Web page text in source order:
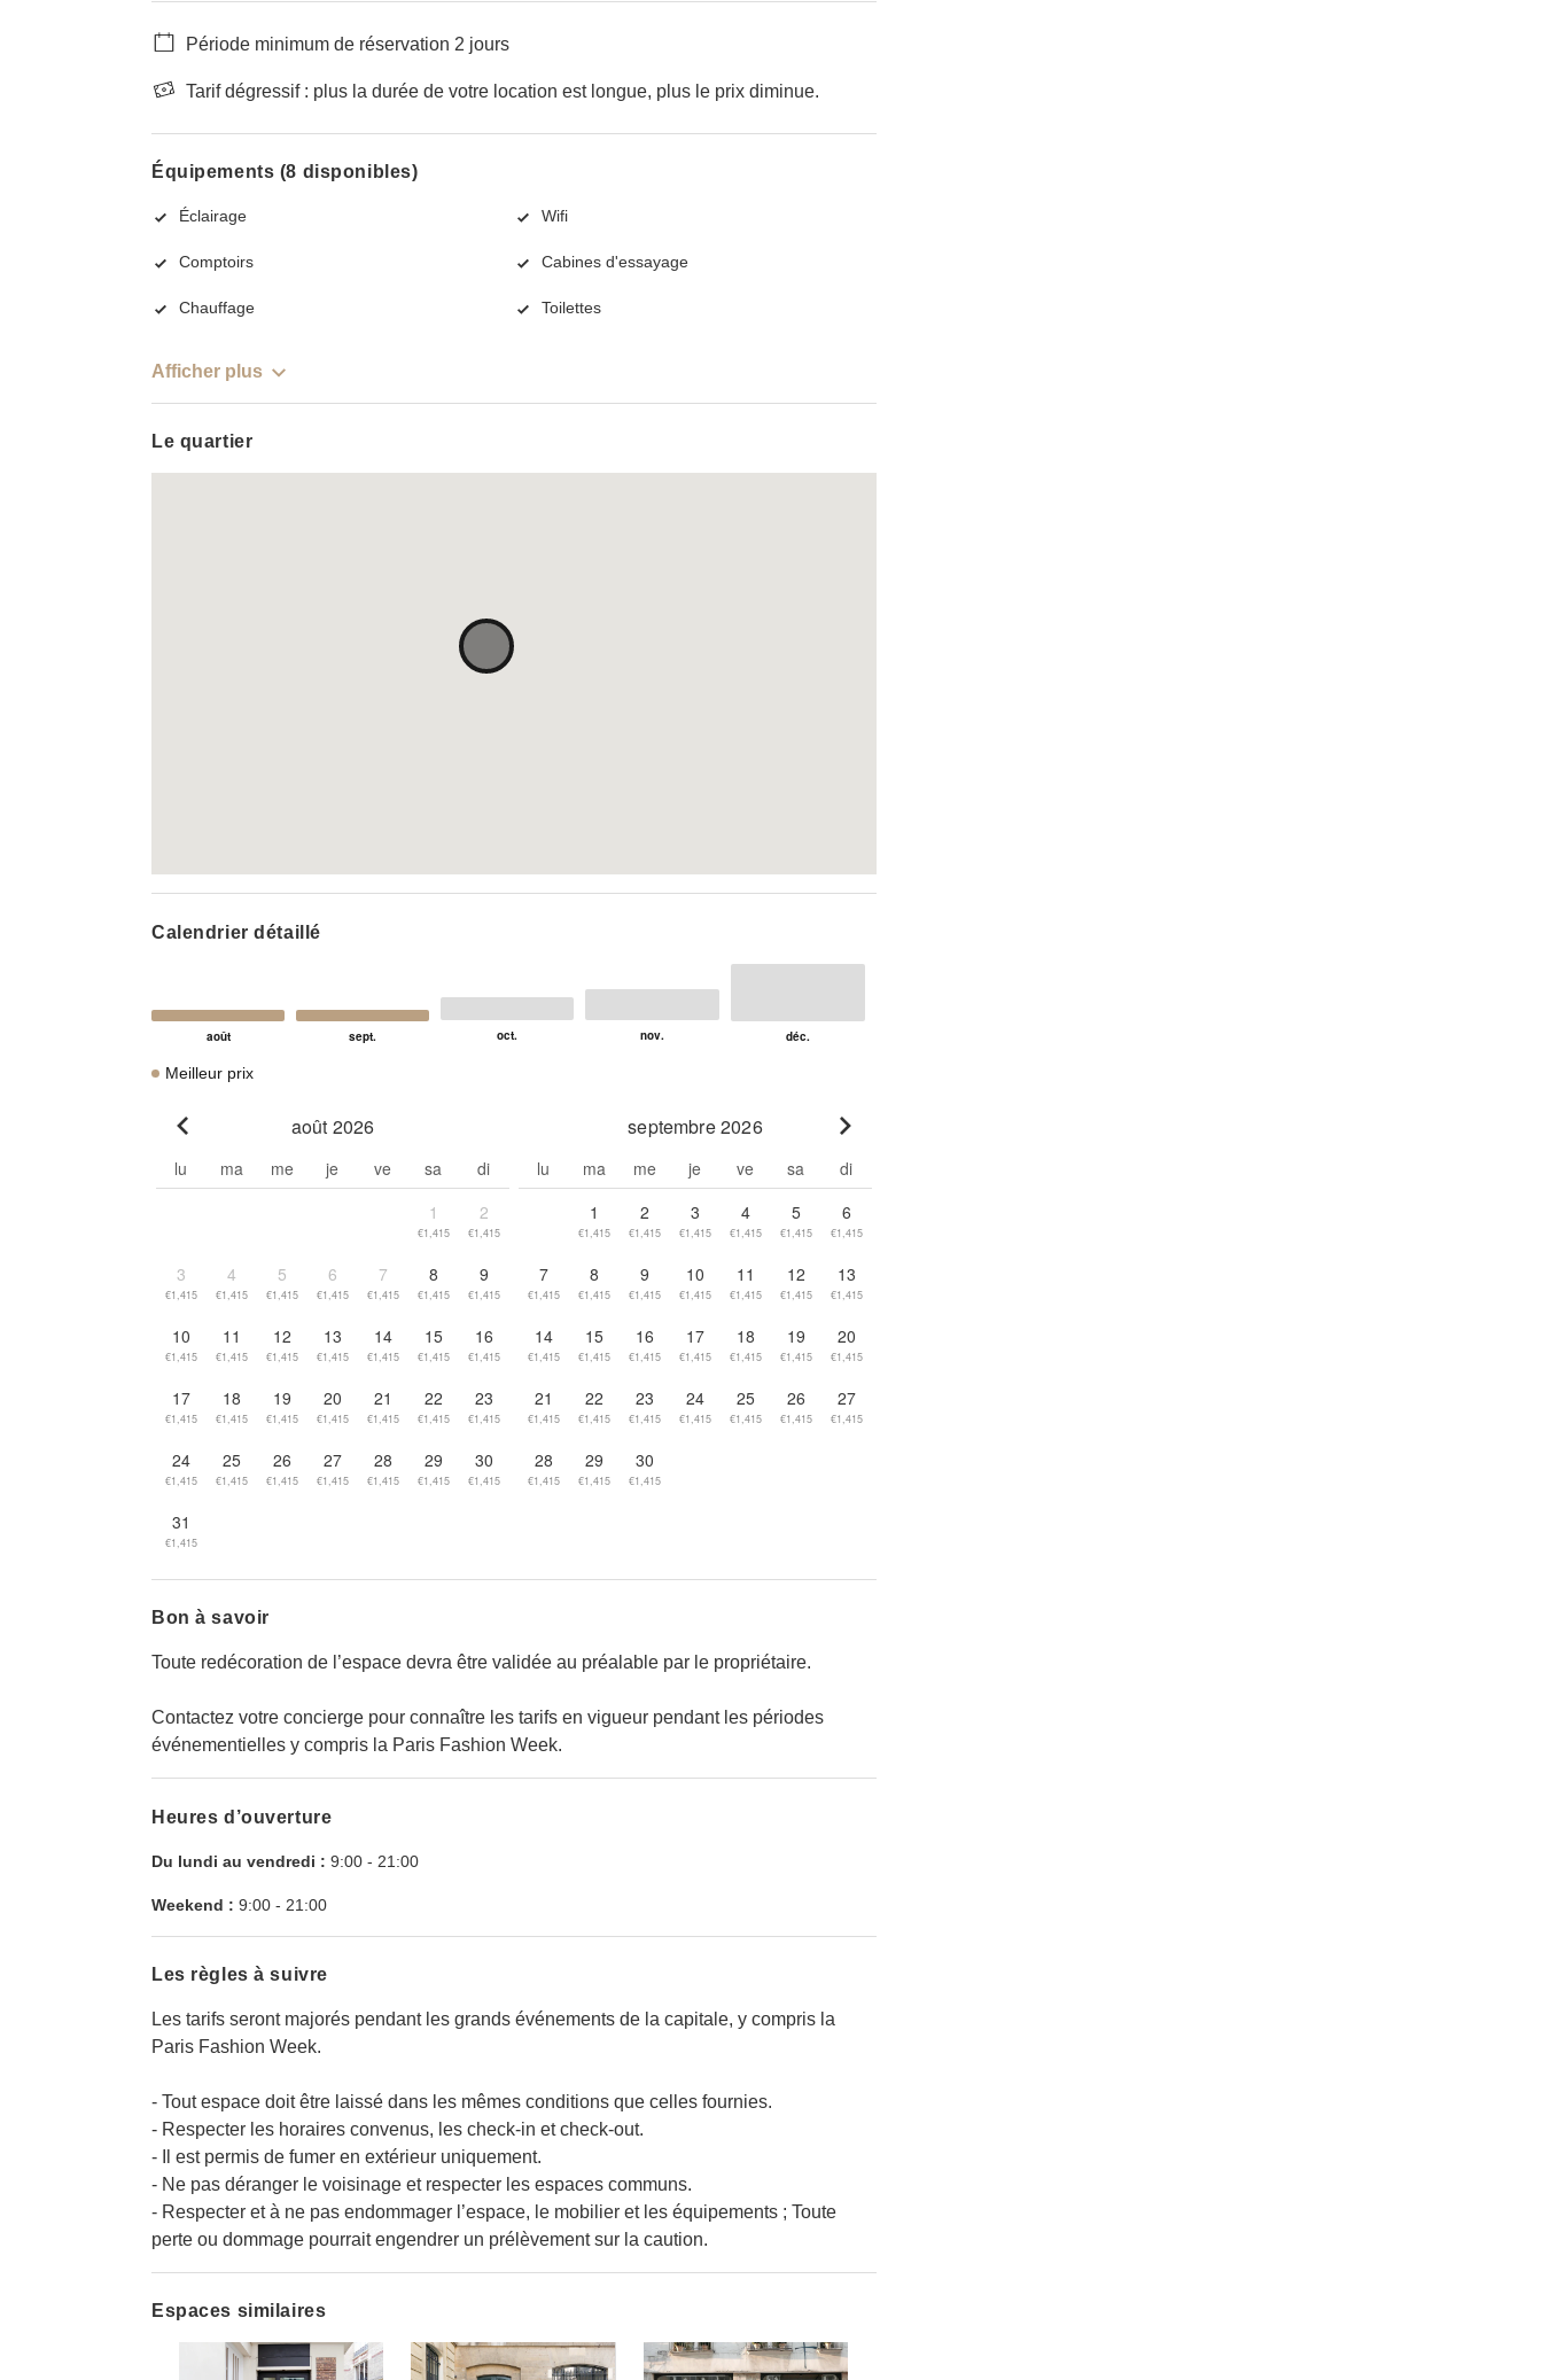
Période minimum de réservation 2 jours
Tarif dégressif : plus la durée de votre location est longue, plus le prix diminue.
Équipements (8 disponibles)
Éclairage Wifi
Comptoirs Cabines d'essayage
Chauffage Toilettes
Afficher plus
Le quartier
Calendrier détaillé
Meilleur prix
août 2026
lu ma me je ve sa
di
1
€1,415
2
€1,415
3
€1,415
4
€1,415
5
€1,415
6
€1,415
7
€1,415
8
€1,415
9
€1,415
10
€1,415
11
€1,415
12
€1,415
13
€1,415
14
€1,415
15
€1,415
16
€1,415
17
€1,415
18
€1,415
19
€1,415
20
€1,415
21
€1,415
22
€1,415
23
€1,415
24
€1,415
25
€1,415
26
€1,415
27
€1,415
28
€1,415
29
€1,415
30
€1,415
31
€1,415
septembre 2026
lu ma me je ve sa
di
1
€1,415
2
€1,415
3
€1,415
4
€1,415
5
€1,415
6
€1,415
7
€1,415
8
€1,415
9
€1,415
10
€1,415
11
€1,415
12
€1,415
13
€1,415
14
€1,415
15
€1,415
16
€1,415
17
€1,415
18
€1,415
19
€1,415
20
€1,415
21
€1,415
22
€1,415
23
€1,415
24
€1,415
25
€1,415
26
€1,415
27
€1,415
28
€1,415
29
€1,415
30
€1,415
Bon à savoir
Toute redécoration de l’espace devra être validée au préalable par le propriétaire.
Contactez votre concierge pour connaître les tarifs en vigueur pendant les périodes
événementielles y compris la Paris Fashion Week.
Heures d’ouverture
Du lundi au vendredi : 9:00 - 21:00
Weekend : 9:00 - 21:00
Les règles à suivre
Les tarifs seront majorés pendant les grands événements de la capitale, y compris la
Paris Fashion Week.
- Tout espace doit être laissé dans les mêmes conditions que celles fournies.
- Respecter les horaires convenus, les check-in et check-out.
- Il est permis de fumer en extérieur uniquement.
- Ne pas déranger le voisinage et respecter les espaces communs.
- Respecter et à ne pas endommager l’espace, le mobilier et les équipements ; Toute
perte ou dommage pourrait engendrer un prélèvement sur la caution.
Espaces similaires